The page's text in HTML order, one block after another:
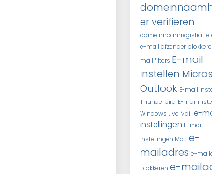
er verifieren
domeinnaamregistratie
e-mail afzender
mail filters E-mail
instellen
Outlook E-mail
Thunderbird E-mail
Windows Live Mail e-
instellingen E-mail
instellingen Mac e-
mailadres e-
blokkeren e-